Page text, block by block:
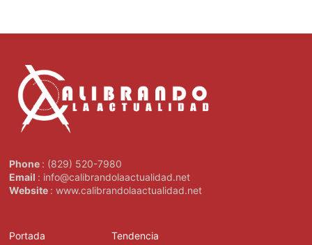
Phone : (829) 520-7980
Email : info@calibrandolaactualidad.net
Website : www.calibrandolaactualidad.net
Portada Tendencia